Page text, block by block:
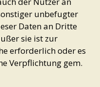
unbefugter
Daten an Dritte
sie ist zur
erforderlich oder es
Verpflichtung gem.